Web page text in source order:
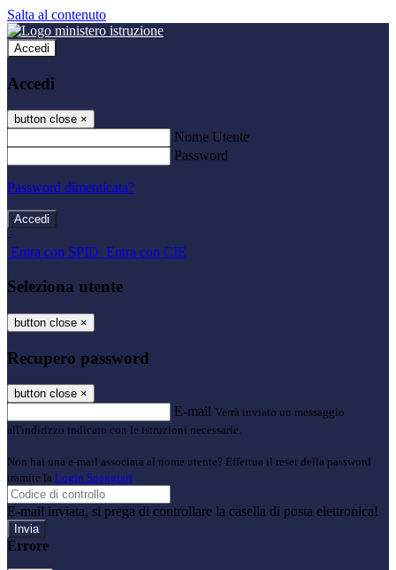
Salta al contenuto
Accedi
Accedi
button close ×
Nome Utente
Password
Password dimenticata?
-
Entra con SPID Entra con CIE
Seleziona utente
button close ×
Recupero password
button close ×
E-mail Verrà inviato un messaggio
all'indirizzo indicato con le istruzioni necessarie.
Non hai una e-mail associata al nome utente? Effettua il reset della password
tramite la Login Spaggiari
E-mail inviata, si prega di controllare la casella di posta elettronica!
Errore